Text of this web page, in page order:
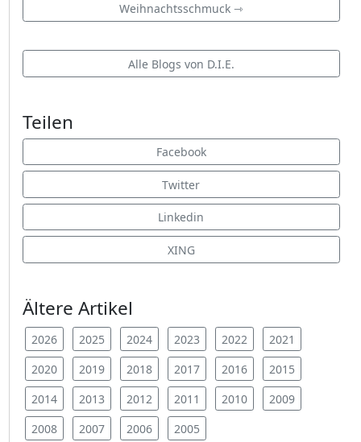
Weihnachtsschmuck ⇾
Alle Blogs von D.I.E.
Teilen
Facebook
Twitter
Linkedin
XING
Ältere Artikel
2026 2025 2024 2023 2022
2021
2020
2019 2018 2017 2016
2015
2014
2013 2012 2011 2010
2009
2008
2007 2006 2005